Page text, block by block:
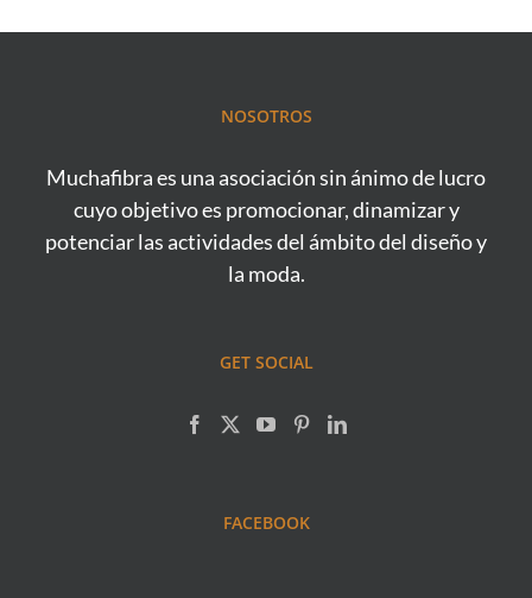
NOSOTROS
Muchafibra es una asociación sin ánimo de lucro
cuyo objetivo es promocionar, dinamizar y
potenciar las actividades del ámbito del diseño y
la moda.
GET SOCIAL
FACEBOOK